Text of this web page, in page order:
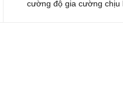
cường độ gia cường chịu